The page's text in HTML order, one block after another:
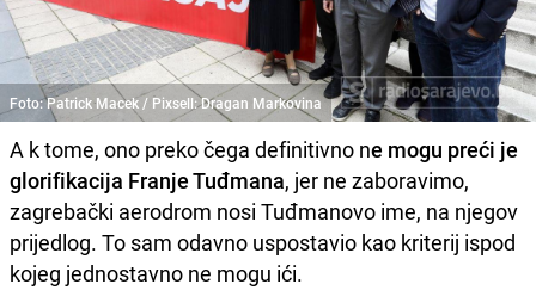
Foto: Patrick Macek / Pixsell: Dragan Markovina
A k tome, ono preko čega definitivno ne mogu preći je
glorifikacija Franje Tuđmana, jer ne zaboravimo,
zagrebački aerodrom nosi Tuđmanovo ime, na njegov
prijedlog. To sam odavno uspostavio kao kriterij ispod
kojeg jednostavno ne mogu ići.